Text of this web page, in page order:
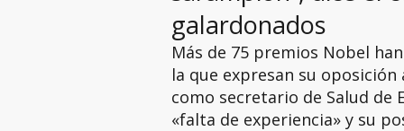
galardonados
Más de 75 premios Nobel
la que expresan su
como secretario de Salud
«falta de experiencia» y su